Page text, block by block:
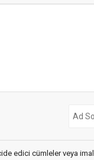
edici cümleler veya